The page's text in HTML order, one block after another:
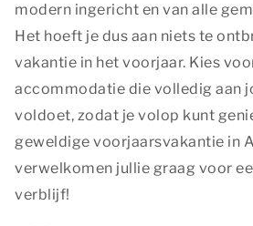
modern ingericht en van alle
Het hoeft je dus aan niets te
vakantie in het voorjaar. Kies
accommodatie die volledig aan
voldoet, zodat je volop kunt
geweldige voorjaarsvakantie in
verwelkomen jullie graag voor
verblijf!